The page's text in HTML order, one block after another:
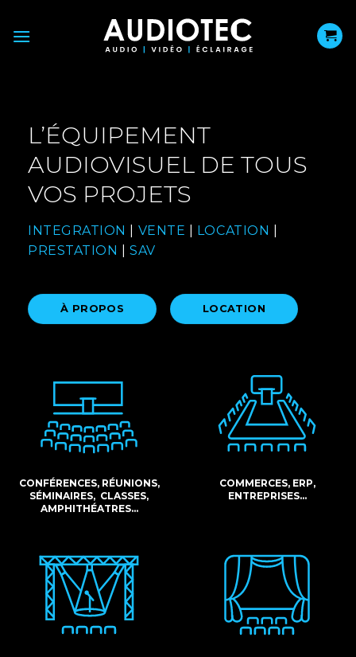
au
L’ÉQUIPEMENT
AUDIOVISUEL DE TOUS
VOS PROJETS
INTEGRATION VENTE LOCATION
PRESTATION
SAV
À PROPOS LOCATION
CONFÉRENCES, RÉUNIONS,
SÉMINAIRES, CLASSES,
AMPHITHÉATRES…
COMMERCES, ERP,
ENTREPRISES…